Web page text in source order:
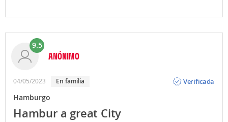
9.5
ANÓNIMO
04/05/2023 En familia
Verificada
Hamburgo
Hambur a great City